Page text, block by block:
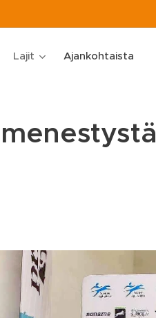
Lajit Ajankohtaista